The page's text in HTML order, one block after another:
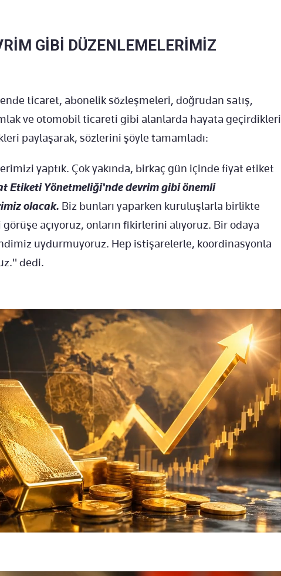
GİBİ DÜZENLEMELERİMİZ
ticaret, abonelik sözleşmeleri, doğrudan satış,
ve otomobil ticareti gibi alanlarda hayata geçirdikleri
paylaşarak, sözlerini şöyle tamamladı:
yaptık. Çok yakında, birkaç gün içinde fiyat etiket
Etiketi Yönetmeliği'nde devrim gibi önemli
olacak. Biz bunları yaparken kuruluşlarla birlikte
açıyoruz, onların fikirlerini alıyoruz. Bir odaya
uydurmuyoruz. Hep istişarelerle, koordinasyonla
dedi.